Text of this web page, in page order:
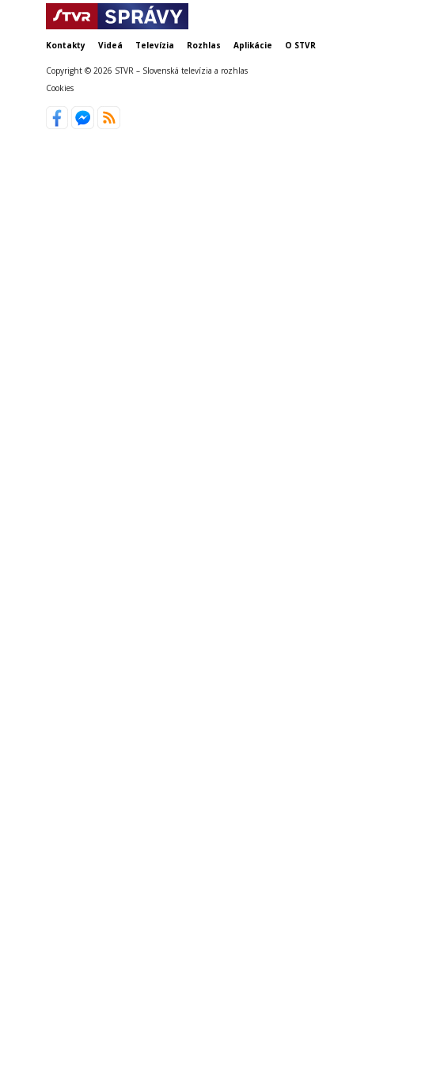
Kontakty Videá Televízia Rozhlas Aplikácie O STVR
Copyright © 2026 STVR – Slovenská televízia a rozhlas
Cookies